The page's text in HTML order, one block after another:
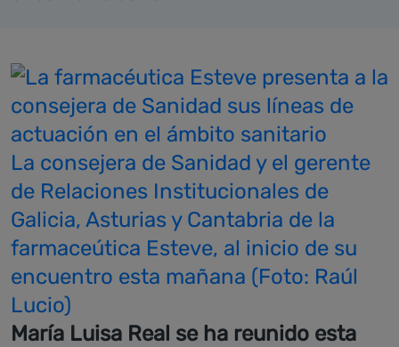
La consejera de Sanidad y el gerente
de Relaciones Institucionales de
Galicia, Asturias y Cantabria de la
farmaceútica Esteve, al inicio de su
encuentro esta mañana (Foto: Raúl
Lucio)
María Luisa Real se ha reunido esta